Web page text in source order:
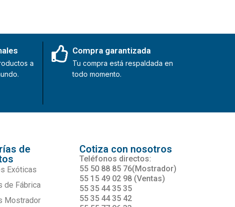
a
Compra garantizada
Tu compra está respaldada en
todo momento.
de
Exóticas
de Fábrica
Mostrador
Cotiza con nosotros
Teléfonos directos:
55 50 88 85 76(Mostrador)
55 15 49 02 98 (Ventas)
55 35 44 35 35
55 35 44 35 42